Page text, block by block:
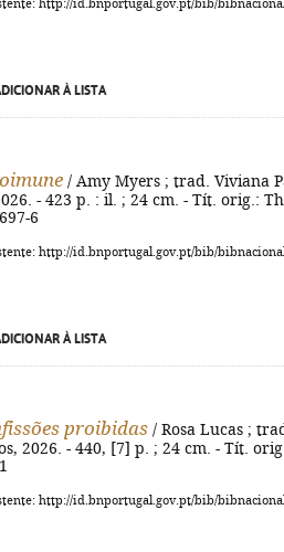
http://id.bnportugal.gov.pt/bib/
À LISTA
/ Amy Myers ; trad. Viviana
- 423 p. : il. ; 24 cm. - Tít. orig.:
6
http://id.bnportugal.gov.pt/bib/
À LISTA
proibidas / Rosa Lucas ;
2026. - 440, [7] p. ; 24 cm. - Tít.
http://id.bnportugal.gov.pt/bib/